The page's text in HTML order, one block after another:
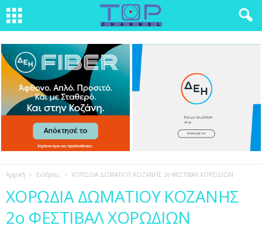
Αρχική Ειδήσεις ΧΟΡΩΔΙΑ ΔΩΜΑΤΙΟΥ ΚΟΖΑΝΗΣ 2ο ΦΕΣΤΙΒΑΛ ΧΟΡΩΔΙΩΝ
ΧΟΡΩΔΙΑ ΔΩΜΑΤΙΟΥ ΚΟΖΑΝΗΣ
2ο ΦΕΣΤΙΒΑΛ ΧΟΡΩΔΙΩΝ